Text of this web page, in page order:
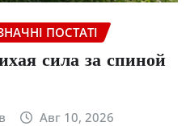
ПОСТАТІ
сила за спиной
Авг 10, 2026